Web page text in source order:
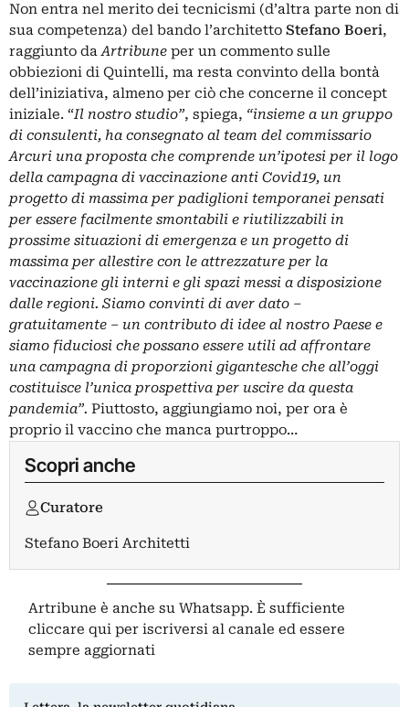
Non entra nel merito dei tecnicismi (d’altra parte non di
sua competenza) del bando l’architetto Stefano Boeri,
raggiunto daArtribune per un commento sulle
obbiezioni di Quintelli, ma resta convinto della bontà
dell’iniziativa, almeno per ciò che concerne il concept
iniziale. “Il nostro studio”, spiega, “insieme a un gruppo
di consulenti, ha consegnato al team del commissario
Arcuri una proposta che comprende un’ipotesi per il logo
della campagna di vaccinazione anti Covid19, un
progetto di massima per padiglioni temporanei pensati
per essere facilmente smontabili e riutilizzabili in
prossime situazioni di emergenza e un progetto di
massima per allestire con le attrezzature per la
vaccinazione gli interni e gli spazi messi a disposizione
dalle regioni. Siamo convinti di aver dato –
gratuitamente – un contributo di idee al nostro Paese e
siamo fiduciosi che possano essere utili ad affrontare
una campagna di proporzioni gigantesche che all’oggi
costituisce l’unica prospettiva per uscire da questa
pandemia”. Piuttosto, aggiungiamo noi, per ora è
proprio il vaccino che manca purtroppo…
Scopri anche
Curatore
Stefano Boeri Architetti
Artribune è anche su Whatsapp. È sufficiente
cliccare qui per iscriversi al canale ed essere
sempre aggiornati